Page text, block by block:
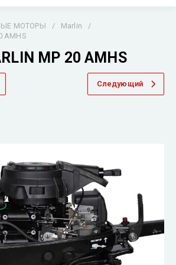
МОТОРЫ / Marlin
/
AMHS
MP 20 AMHS
Следующий